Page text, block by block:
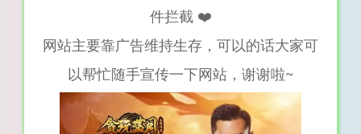
件拦截 ❤️
网站主要靠广告维持生存，可以的话大家可
以帮忙随手宣传一下网站，谢谢啦~